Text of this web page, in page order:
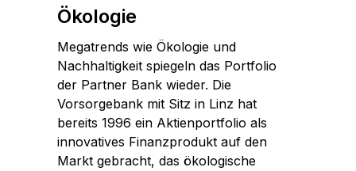
Ökologie
Megatrends wie Ökologie und
Nachhaltigkeit spiegeln das Portfolio
der Partner Bank wieder. Die
Vorsorgebank mit Sitz in Linz hat
bereits 1996 ein Aktienportfolio als
innovatives Finanzprodukt auf den
Markt gebracht, das ökologische